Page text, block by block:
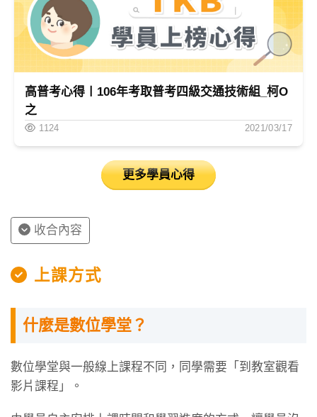
高普考心得〡106年考取普考四級交通技術組_柯O
之
1124 2021/03/17
更多學員心得
收合內容
上課方式
什麼是數位學堂？
數位學堂與一般線上課程不同，同學需要「到教室觀看
影片課程」。